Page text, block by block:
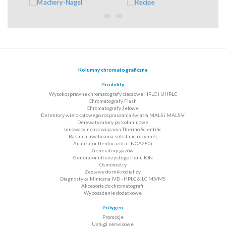
Kolumny chromatograficzne
Produkty
Wysokosprawne chromatografy cieczowe HPLC i UHPLC
Chromatografy Flash
Chromatografy żelowe
Detektory wielokątowego rozpraszania światła MALS i MALS-V
Derywatyzatory po kolumnowe
Innowacyjne rozwiązania Thermo Scientific
Badania uwalniania substancji czynnej
Analizator tlenku azotu - NOA280i
Generatory gazów
Generator ultraczystego tlenu ION
Osmometry
Zestawy do mikrodializy
Diagnostyka kliniczna IVD - HPLC & LC MS/MS
Akcesoria do chromatografii
Wyposażenie dodatkowe
Polygen
Promocje
Usługi serwisowe